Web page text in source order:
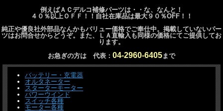
例えばＡＣデルコ補修パーツは・・な、なんと！
４０％以上ＯＦＦ！！自社在庫品は最大９０％OFF！！
純正や優良社外部品なんかもバリュー価格でご奉仕中。掲載していないパー
ツはお問合せからどうぞ。また、ＬＡ直輸入も同様の価格にてご提供してお
ります。
お急ぎの方は 代表： 04-2960-6405まで
バッテリー・充電器
オルタネーター
スターターモーター
パワーウインド
スイッチ各種
モーター各種